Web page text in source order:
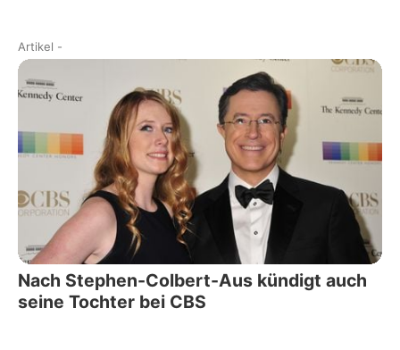
Artikel -
Nach Stephen-Colbert-Aus kündigt auch
seine Tochter bei CBS